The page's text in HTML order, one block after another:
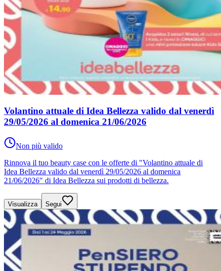
Volantino attuale di Idea Bellezza valido dal venerdì
29/05/2026 al domenica 21/06/2026
Non più valido
Rinnova il tuo beauty case con le offerte di "Volantino attuale di
Idea Bellezza valido dal venerdì 29/05/2026 al domenica
21/06/2026" di Idea Bellezza sui prodotti di bellezza.
Visualizza Segui